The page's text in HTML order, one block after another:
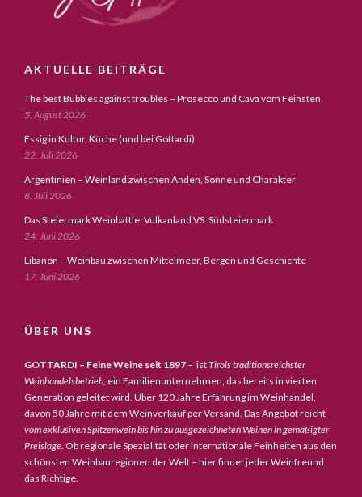
AKTUELLE BEITRÄGE
The best Bubbles against troubles – Prosecco und Cava vom Feinsten
5. August 2026
Essig in Kultur, Küche (und bei Gottardi)
22. Juli 2026
Argentinien – Weinland zwischen Anden, Sonne und Charakter
8. Juli 2026
Das Steiermark Weinbattle: Vulkanland VS. Südsteiermark
24. Juni 2026
Libanon – Weinbau zwischen Mittelmeer, Bergen und Geschichte
17. Juni 2026
ÜBER UNS
GOTTARDI – Feine Weine seit 1897 – istTirols traditionsreichster
Weinhandelsbetrieb, ein Familienunternehmen, das bereits in vierten
Generation geleitet wird. Über 120 Jahre Erfahrung im Weinhandel,
davon 50 Jahre mit dem Weinverkauf per Versand. Das Angebot reicht
vom exklusiven Spitzenwein bis hin zu ausgezeichneten Weinen in gemäßigter
Preislage. Ob regionale Spezialität oder internationale Feinheiten aus den
schönsten Weinbauregionen der Welt – hier findet jeder Weinfreund
das Richtige.